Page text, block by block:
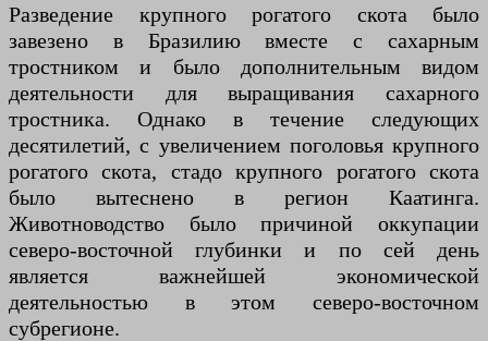
Разведение крупного рогатого скота было
завезено в Бразилию вместе с сахарным
тростником и было дополнительным видом
деятельности для выращивания сахарного
тростника. Однако в течение следующих
десятилетий, с увеличением поголовья крупного
рогатого скота, стадо крупного рогатого скота
было вытеснено в регион Каатинга.
Животноводство было причиной оккупации
северо-восточной глубинки и по сей день
является важнейшей экономической
деятельностью в этом северо-восточном
субрегионе.